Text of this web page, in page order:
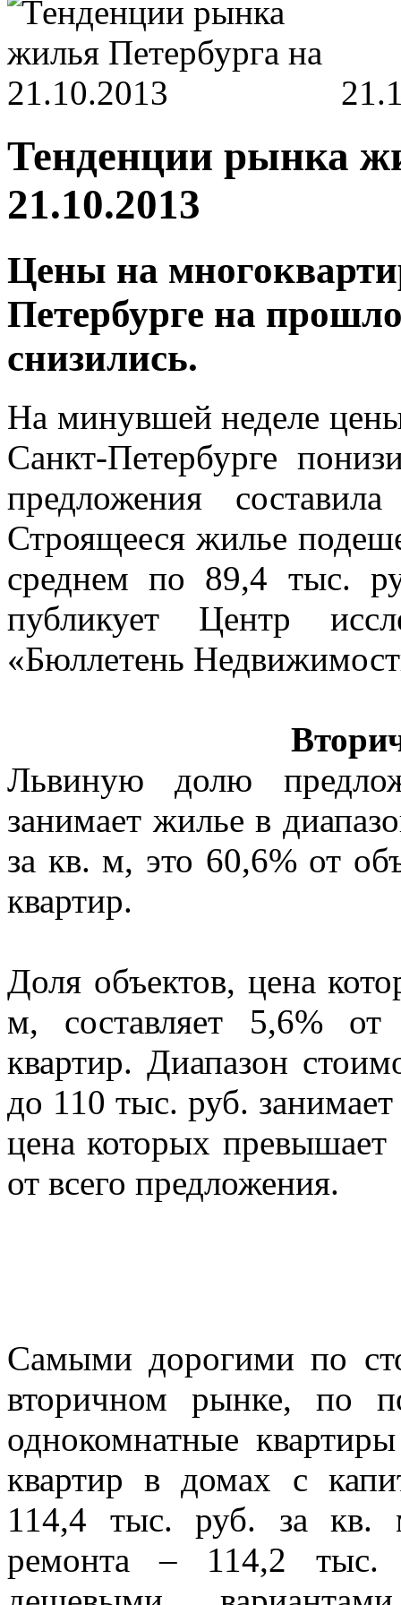
Тенденции рынка
21.10.2013
Цены на
Петербурге на
снизились.
На минувшей неделе
Санкт-Петербурге
предложения
Строящееся жилье
среднем по 89,4 тыс.
публикует Центр
«Бюллетень
Львиную долю
занимает жилье в
за кв. м, это 60,6% от
квартир.
Доля объектов, цена
м, составляет 5,6%
квартир. Диапазон
до 110 тыс. руб.
цена которых
от всего предложения.
Самыми дорогими по
вторичном рынке, по
однокомнатные
квартир в домах с
114,4 тыс. руб. за кв.
ремонта – 114,2 тыс.